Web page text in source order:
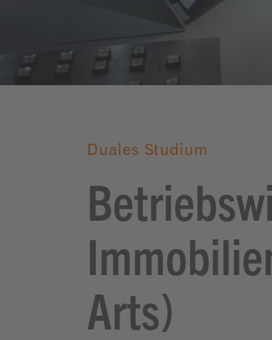
Duales Studium
Arts)